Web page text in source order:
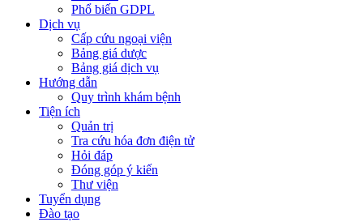
Phổ biến GDPL
Dịch vụ
Cấp cứu ngoại viện
Bảng giá dược
Bảng giá dịch vụ
Hướng dẫn
Quy trình khám bệnh
Tiện ích
Quản trị
Tra cứu hóa đơn điện tử
Hỏi đáp
Đóng góp ý kiến
Thư viện
Tuyển dụng
Đào tạo